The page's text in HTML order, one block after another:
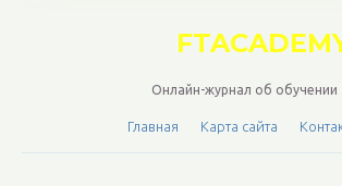
Онлайн-журнал об обучении
Главная Карта сайта